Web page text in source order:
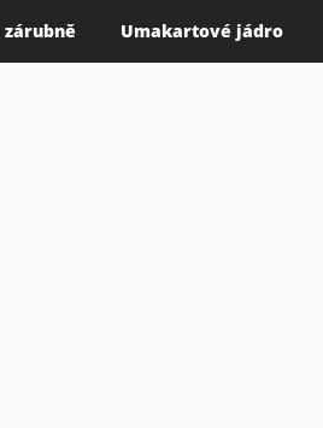
Umakartové jádro